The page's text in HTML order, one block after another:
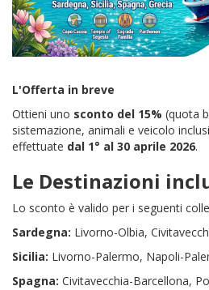
L'Offerta in breve
Ottieni uno sconto del 15% (quota
sistemazione, animali e veicolo
effettuate dal 1° al 30 aprile 2026.
Le Destinazioni
Lo sconto è valido per i seguenti
Sardegna: Livorno-Olbia,
Sicilia: Livorno-Palermo, Napoli-
Spagna: Civitavecchia-Barcellona,